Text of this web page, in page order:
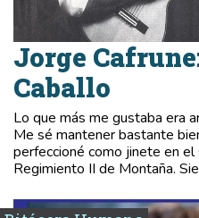
Jorge
Caballo
Lo que más me gustaba era
Me sé mantener bastante
perfeccioné como jinete en
Regimiento II de Montaña.